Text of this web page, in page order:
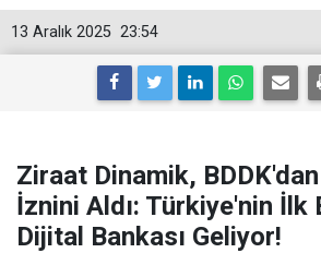
23:54
13 Aralık 2025
Ziraat Dinamik,
İznini Aldı: Türkiye'nin İlk
Dijital Bankası Geliyor!